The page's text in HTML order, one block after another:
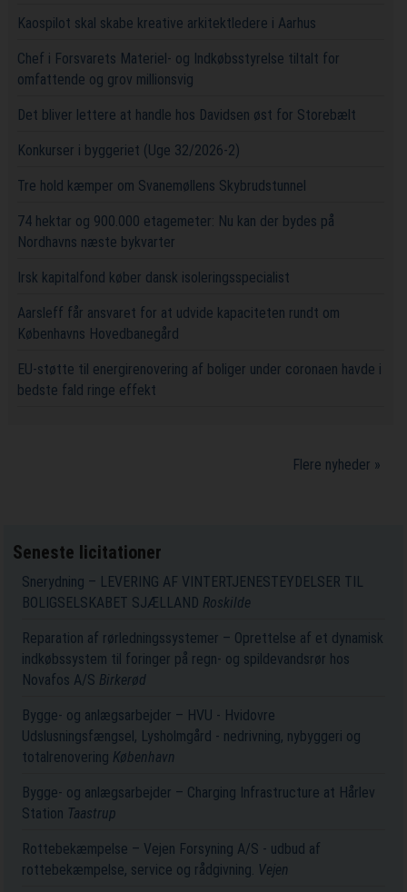
Kaospilot skal skabe kreative arkitektledere i Aarhus
Chef i Forsvarets Materiel- og Indkøbsstyrelse tiltalt for
omfattende og grov millionsvig
Det bliver lettere at handle hos Davidsen øst for Storebælt
Konkurser i byggeriet (Uge 32/2026-2)
Tre hold kæmper om Svanemøllens Skybrudstunnel
74 hektar og 900.000 etagemeter: Nu kan der bydes på
Nordhavns næste bykvarter
Irsk kapitalfond køber dansk isoleringsspecialist
Aarsleff får ansvaret for at udvide kapaciteten rundt om
Københavns Hovedbanegård
EU-støtte til energirenovering af boliger under coronaen havde i
bedste fald ringe effekt
Flere nyheder »
Seneste licitationer
Snerydning – LEVERING AF VINTERTJENESTEYDELSER TIL
BOLIGSELSKABET SJÆLLAND Roskilde
Reparation af rørledningssystemer – Oprettelse af et dynamisk
indkøbssystem til foringer på regn- og spildevandsrør hos
Novafos A/S Birkerød
Bygge- og anlægsarbejder – HVU - Hvidovre
Udslusningsfængsel, Lysholmgård - nedrivning, nybyggeri og
totalrenovering København
Bygge- og anlægsarbejder – Charging Infrastructure at Hårlev
Station Taastrup
Rottebekæmpelse – Vejen Forsyning A/S - udbud af
rottebekæmpelse, service og rådgivning. Vejen